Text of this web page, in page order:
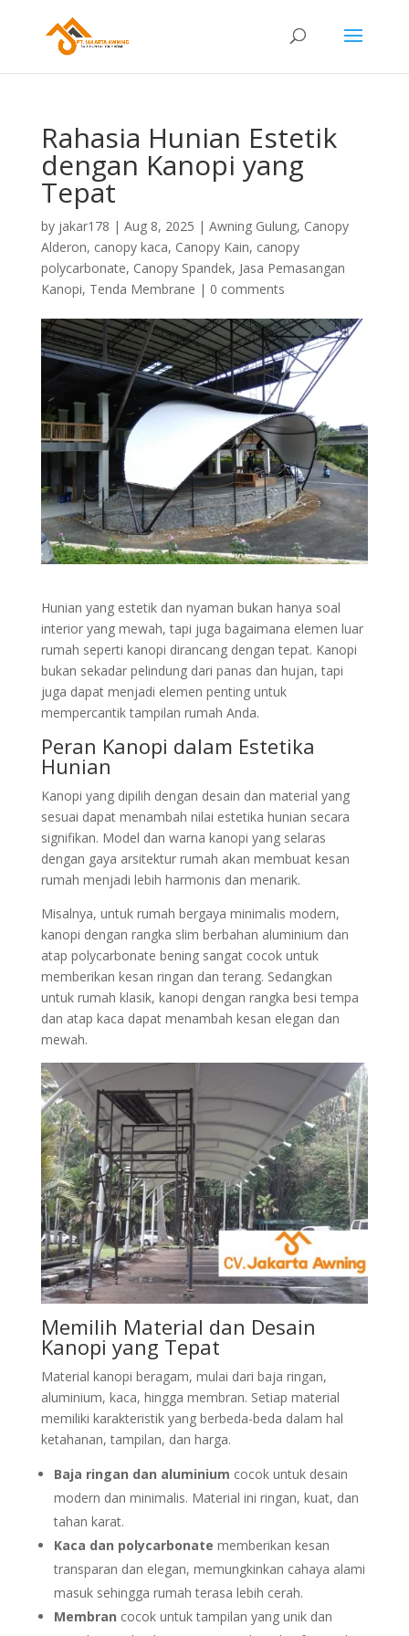
Rahasia Hunian Estetik
dengan Kanopi yang
Tepat
by jakar178 | Aug 8, 2025 | Awning Gulung, Canopy
Alderon, canopy kaca, Canopy Kain, canopy
polycarbonate, Canopy Spandek, Jasa Pemasangan
Kanopi, Tenda Membrane | 0 comments
Hunian yang estetik dan nyaman bukan hanya soal
interior yang mewah, tapi juga bagaimana elemen luar
rumah seperti kanopi dirancang dengan tepat. Kanopi
bukan sekadar pelindung dari panas dan hujan, tapi
juga dapat menjadi elemen penting untuk
mempercantik tampilan rumah Anda.
Peran Kanopi dalam Estetika
Hunian
Kanopi yang dipilih dengan desain dan material yang
sesuai dapat menambah nilai estetika hunian secara
signifikan. Model dan warna kanopi yang selaras
dengan gaya arsitektur rumah akan membuat kesan
rumah menjadi lebih harmonis dan menarik.
Misalnya, untuk rumah bergaya minimalis modern,
kanopi dengan rangka slim berbahan aluminium dan
atap polycarbonate bening sangat cocok untuk
memberikan kesan ringan dan terang. Sedangkan
untuk rumah klasik, kanopi dengan rangka besi tempa
dan atap kaca dapat menambah kesan elegan dan
mewah.
Memilih Material dan Desain
Kanopi yang Tepat
Material kanopi beragam, mulai dari baja ringan,
aluminium, kaca, hingga membran. Setiap material
memiliki karakteristik yang berbeda-beda dalam hal
ketahanan, tampilan, dan harga.
Baja ringan dan aluminium cocok untuk desain
modern dan minimalis. Material ini ringan, kuat, dan
tahan karat.
Kaca dan polycarbonate memberikan kesan
transparan dan elegan, memungkinkan cahaya alami
masuk sehingga rumah terasa lebih cerah.
Membran cocok untuk tampilan yang unik dan